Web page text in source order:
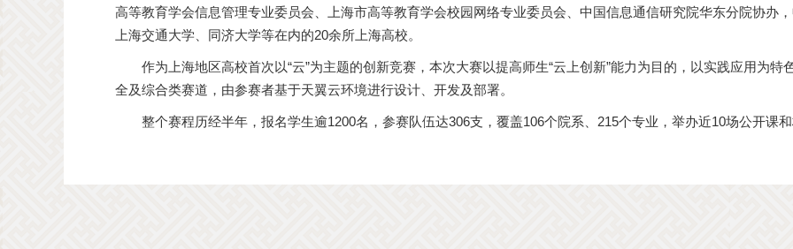
高等教育学会信息管理专业委员会、上海市高等教育学会校园网络专业委员会、中国信息通信研究院华东分院协办
上海交通大学、同济大学等在内的20余所上海高校。
作为上海地区高校首次以“云”为主题的创新竞赛，本次大赛以提高师生“云上创新”能力为目的，以实践应用为
全及综合类赛道，由参赛者基于天翼云环境进行设计、开发及部署。
整个赛程历经半年，报名学生逾1200名，参赛队伍达306支，覆盖106个院系、215个专业，举办近10场公开课